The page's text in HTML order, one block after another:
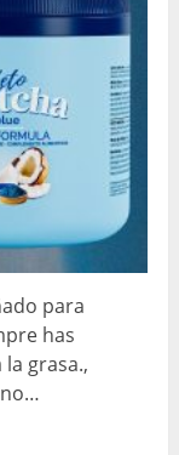
para
has
grasa.,